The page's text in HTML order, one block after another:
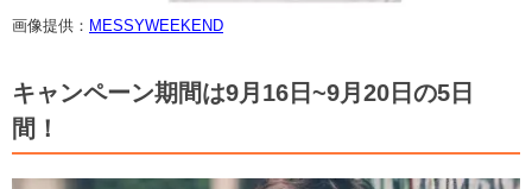
画像提供： MESSYWEEKEND
キャンペーン期間は9月16日~9月20日の5日
間！